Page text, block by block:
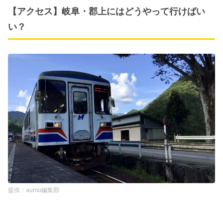
【アクセス】岐阜・郡上にはどうやって行けばい
い？
aumo編集部